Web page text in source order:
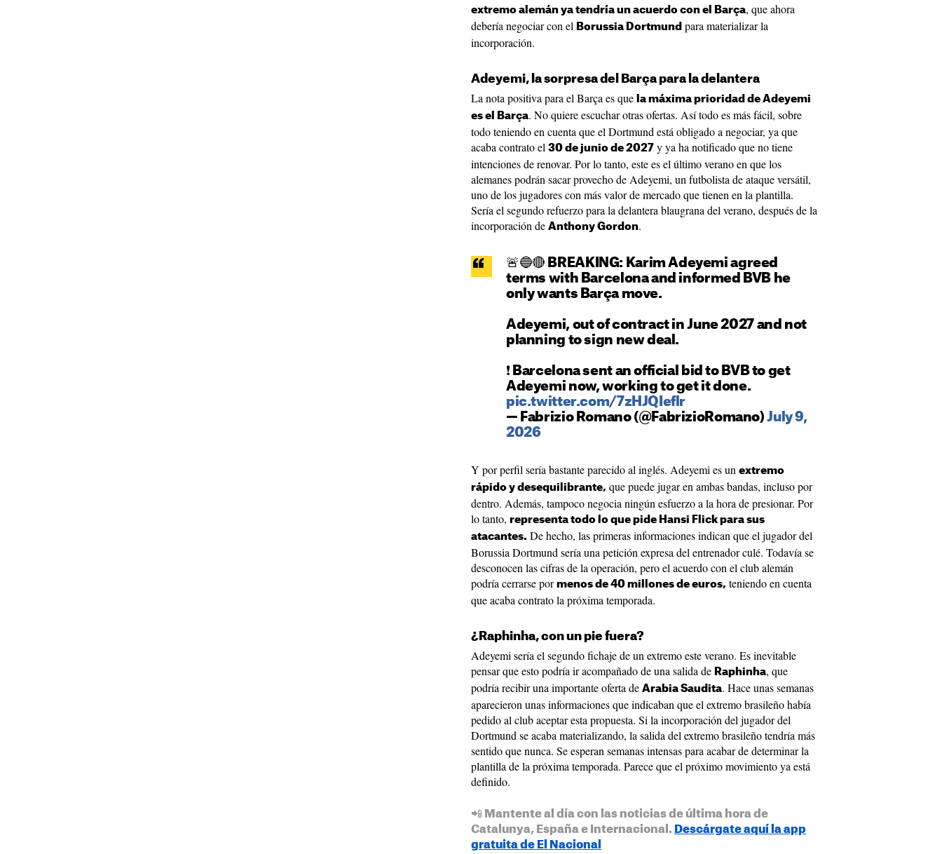
extremo alemán ya tendría un acuerdo con el Barça, que ahora
debería negociar con el Borussia Dortmund para materializar la
incorporación.
Adeyemi, la sorpresa del Barça para la delantera
La nota positiva para el Barça es que la máxima prioridad de Adeyemi
es el Barça. No quiere escuchar otras ofertas. Así todo es más fácil, sobre
todo teniendo en cuenta que el Dortmund está obligado a negociar, ya que
acaba contrato el 30 de junio de 2027 y ya ha notificado que no tiene
intenciones de renovar. Por lo tanto, este es el último verano en que los
alemanes podrán sacar provecho de Adeyemi, un futbolista de ataque versátil,
uno de los jugadores con más valor de mercado que tienen en la plantilla.
Sería el segundo refuerzo para la delantera blaugrana del verano, después de la
incorporación de Anthony Gordon.
🚨🔵🔴 BREAKING: Karim Adeyemi agreed
terms with Barcelona and informed BVB he
only wants Barça move.
Adeyemi, out of contract in June 2027 and not
planning to sign new deal.
❗️ Barcelona sent an official bid to BVB to get
Adeyemi now, working to get it done.
pic.twitter.com/7zHJQIeflr
— Fabrizio Romano (@FabrizioRomano)July 9,
2026
Y por perfil sería bastante parecido al inglés. Adeyemi es un extremo
rápido y desequilibrante, que puede jugar en ambas bandas, incluso por
dentro. Además, tampoco negocia ningún esfuerzo a la hora de presionar. Por
lo tanto, representa todo lo que pide Hansi Flick para sus
atacantes. De hecho, las primeras informaciones indican que el jugador del
Borussia Dortmund sería una petición expresa del entrenador culé. Todavía se
desconocen las cifras de la operación, pero el acuerdo con el club alemán
podría cerrarse por menos de 40 millones de euros, teniendo en cuenta
que acaba contrato la próxima temporada.
¿Raphinha, con un pie fuera?
Adeyemi sería el segundo fichaje de un extremo este verano. Es inevitable
pensar que esto podría ir acompañado de una salida de Raphinha, que
podría recibir una importante oferta de Arabia Saudita. Hace unas semanas
aparecieron unas informaciones que indicaban que el extremo brasileño había
pedido al club aceptar esta propuesta. Si la incorporación del jugador del
Dortmund se acaba materializando, la salida del extremo brasileño tendría más
sentido que nunca. Se esperan semanas intensas para acabar de determinar la
plantilla de la próxima temporada. Parece que el próximo movimiento ya está
definido.
📲 Mantente al día con las noticias de última hora de
Catalunya, España e Internacional. Descárgate aquí la app
gratuita de El Nacional